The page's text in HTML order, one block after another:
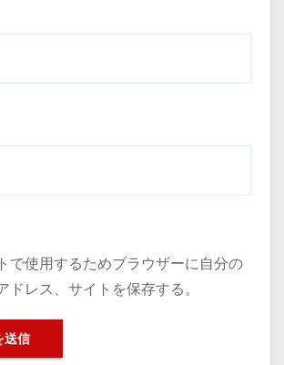
で使用するためブラウザーに自分の
ドレス、サイトを保存する。